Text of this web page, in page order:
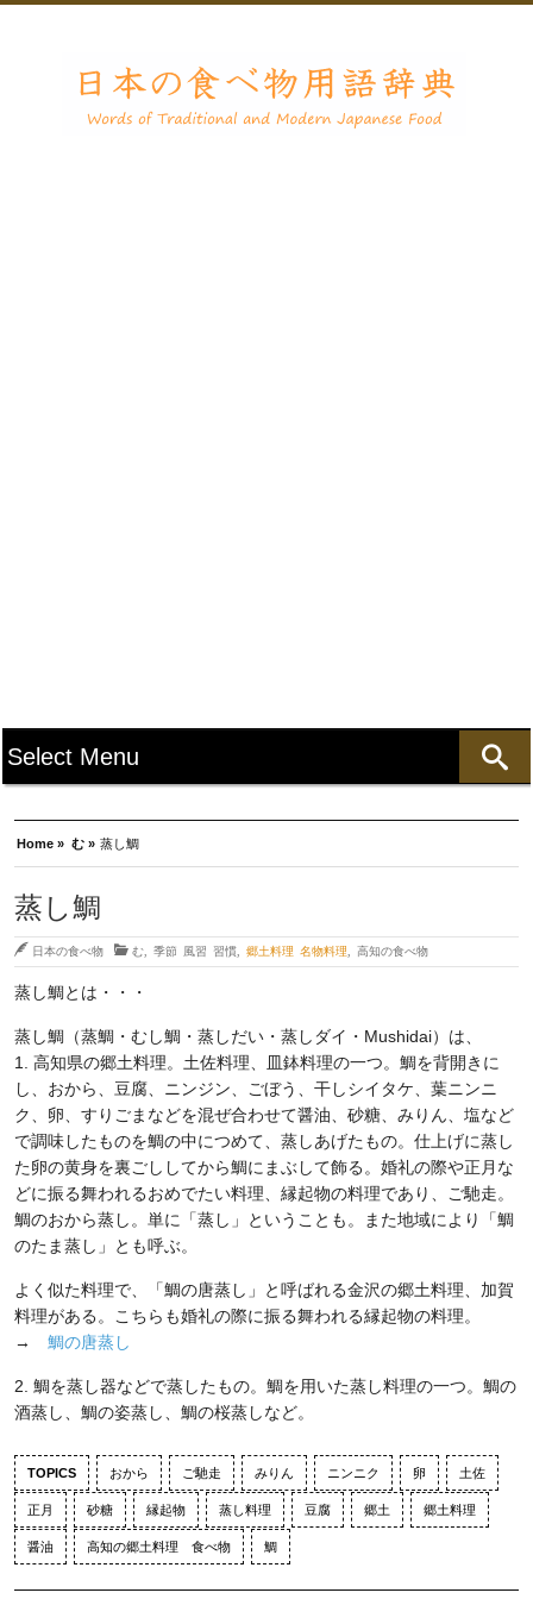
Home » む » 蒸し鯛
蒸し鯛
日本の食べ物 む 季節 風習 習慣 郷土料理 名物料理 高知の食べ物
蒸し鯛とは・・・
蒸し鯛（蒸鯛・むし鯛・蒸しだい・蒸しダイ・Mushidai）は、
1. 高知県の郷土料理。土佐料理、皿鉢料理の一つ。鯛を背開きに
し、おから、豆腐、ニンジン、ごぼう、干しシイタケ、葉ニンニ
ク、卵、すりごまなどを混ぜ合わせて醤油、砂糖、みりん、塩など
で調味したものを鯛の中につめて、蒸しあげたもの。仕上げに蒸し
た卵の黄身を裏ごししてから鯛にまぶして飾る。婚礼の際や正月な
どに振る舞われるおめでたい料理、縁起物の料理であり、ご馳走。
鯛のおから蒸し。単に「蒸し」ということも。また地域により「鯛
のたま蒸し」とも呼ぶ。
よく似た料理で、「鯛の唐蒸し」と呼ばれる金沢の郷土料理、加賀
料理がある。こちらも婚礼の際に振る舞われる縁起物の料理。
→ 鯛の唐蒸し
2. 鯛を蒸し器などで蒸したもの。鯛を用いた蒸し料理の一つ。鯛の
酒蒸し、鯛の姿蒸し、鯛の桜蒸しなど。
TOPICS おから ご馳走 みりん ニンニク 卵 土佐
正月 砂糖 縁起物 蒸し料理 豆腐 郷土 郷土料理
醤油 高知の郷土料理 食べ物 鯛